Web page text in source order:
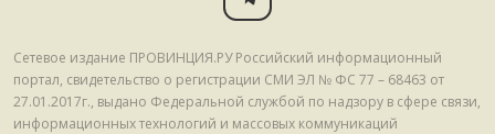
Сетевое издание ПРОВИНЦИЯ.РУ Российский информационный
портал, свидетельство о регистрации СМИ ЭЛ № ФС 77 – 68463 от
27.01.2017г., выдано Федеральной службой по надзору в сфере связи,
информационных технологий и массовых коммуникаций